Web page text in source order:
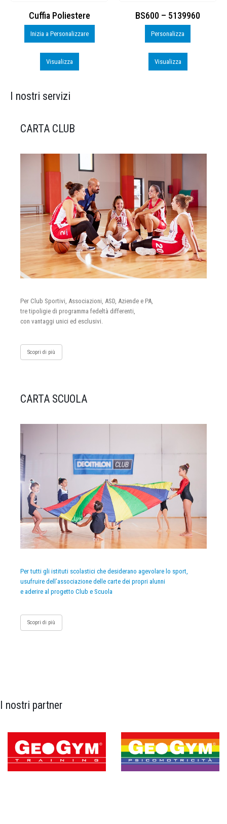
Cuffia Poliestere
Inizia a Personalizzare
Visualizza
BS600 – 5139960
Personalizza
Visualizza
I nostri servizi
CARTA CLUB
Per Club Sportivi, Associazioni, ASD, Aziende e PA,
tre tipoligie di programma fedeltà differenti,
con vantaggi unici ed esclusivi.
Scopri di più
CARTA SCUOLA
Per tutti gli istituti scolastici che desiderano agevolare lo sport,
usufruire dell’associazione delle carte dei propri alunni
e aderire al progetto Club e Scuola
Scopri di più
I nostri partner